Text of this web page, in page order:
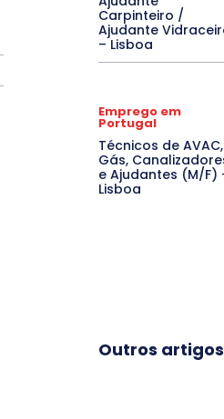
Carpinteiro /
Ajudante
– Lisboa
Emprego em
Portugal
Técnicos de AVAC,
Gás,
e Ajudantes (M/F)
Lisboa
Outros artigos